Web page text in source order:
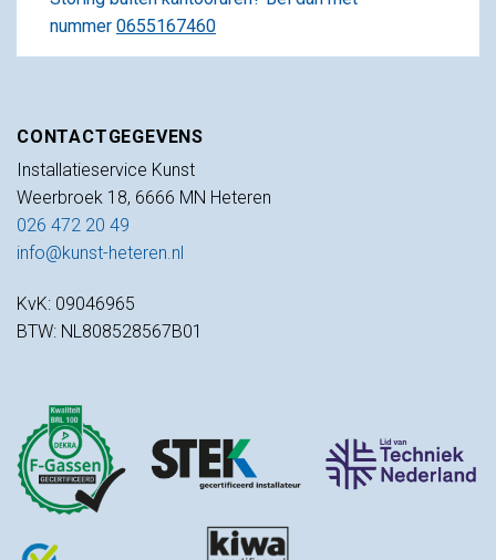
nummer 0655167460
CONTACTGEGEVENS
Installatieservice Kunst
Weerbroek 18, 6666 MN Heteren
026 472 20 49
info@kunst-heteren.nl
KvK: 09046965
BTW: NL808528567B01